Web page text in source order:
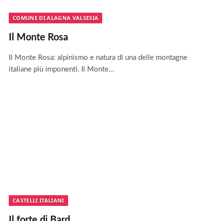
COMUNE DI ALAGNA VALSESIA
Il Monte Rosa
Il Monte Rosa: alpinismo e natura di una delle montagne
italiane più imponenti. Il Monte…
CASTELLI ITALIANI